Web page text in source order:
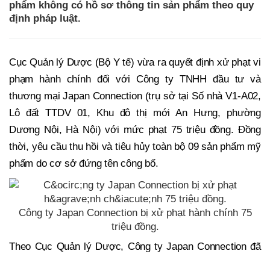
phẩm không có hồ sơ thông tin sản phẩm theo quy
định pháp luật.
Cục Quản lý Dược (Bộ Y tế) vừa ra quyết định xử phạt vi
phạm hành chính đối với Công ty TNHH đầu tư và
thương mại Japan Connection (trụ sở tại Số nhà V1-A02,
Lô đất TTDV 01, Khu đô thị mới An Hưng, phường
Dương Nội, Hà Nội) với mức phạt 75 triệu đồng. Đồng
thời, yêu cầu thu hồi và tiêu hủy toàn bộ 09 sản phẩm mỹ
phẩm do cơ sở đứng tên công bố.
Công ty Japan Connection bị xử phạt hành chính 75
triệu đồng.
Theo Cục Quản lý Dược, Công ty Japan Connection đã